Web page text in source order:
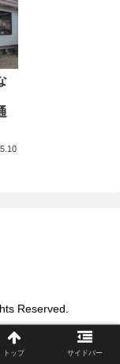
Reserved.
トップ サイドバー